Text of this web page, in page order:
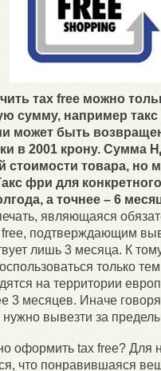
тах free можно
сумму, например
может быть
в 2001 крону. Сумма
стоимости товара, но
фри для
а точнее – 6
являющаяся
free, подтверждающим
лишь 3 месяца. К
только тем
на территории
3 месяцев. Иначе
нужно вывезти за
оформить tax free? Для
что понравившаяся